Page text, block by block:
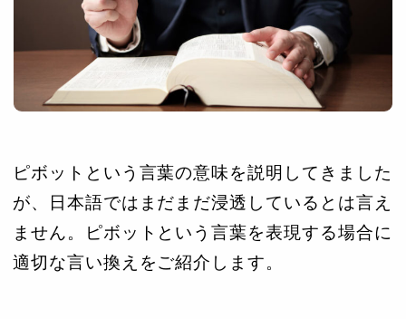
ピボットという言葉の意味を説明してきました
が、日本語ではまだまだ浸透しているとは言え
ません。ピボットという言葉を表現する場合に
適切な言い換えをご紹介します。